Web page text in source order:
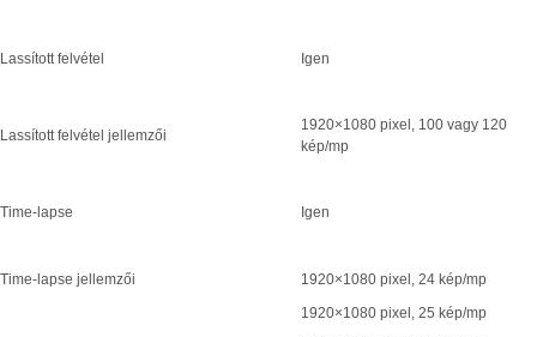
Lassított felvétel Igen
Lassított felvétel jellemzői
1920×1080 pixel, 100 vagy 120
kép/mp
Time-lapse Igen
Time-lapse jellemzői
1920×1080 pixel, 24 kép/mp
1920×1080 pixel, 25 kép/mp